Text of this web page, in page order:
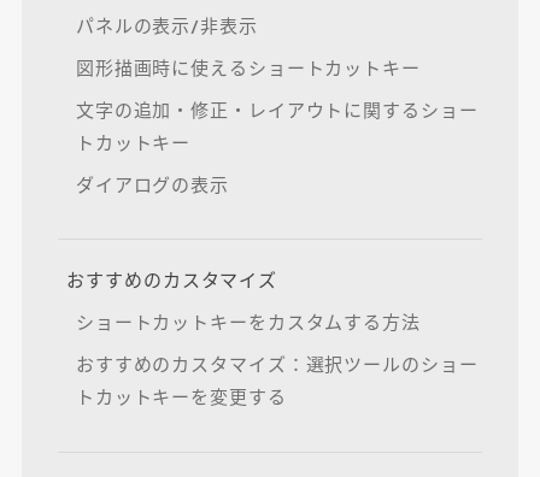
パネルの表示/非表示
図形描画時に使えるショートカットキー
文字の追加・修正・レイアウトに関するショー
トカットキー
ダイアログの表示
おすすめのカスタマイズ
ショートカットキーをカスタムする方法
おすすめのカスタマイズ：選択ツールのショー
トカットキーを変更する